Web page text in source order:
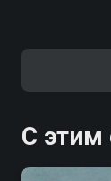
С этим